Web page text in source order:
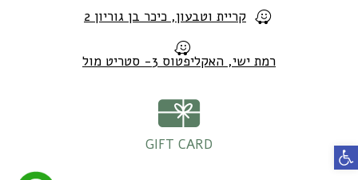
פתח סרגל נגישות
קריית וטבעון, כיכר בן גוריון 2
רמת ישי, האקליפטוס 3- סטריט מול
GIFT CARD